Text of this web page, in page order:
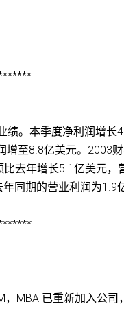
绩。本季度净利润增长
至8.8亿美元。2003
去年增长5.1亿美元，
同期的营业利润为1.9
，MBA 已重新加入公